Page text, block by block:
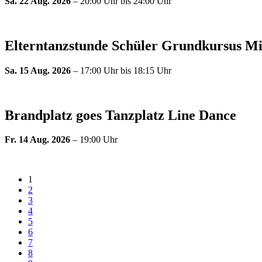
Elterntanzstunde Schüler Grundkursus
Sa. 15 Aug. 2026 – 17:00 Uhr bis 18:15 Uhr
Brandplatz goes Tanzplatz Line Dance
Fr. 14 Aug. 2026 – 19:00 Uhr
1
2
3
4
5
6
7
8